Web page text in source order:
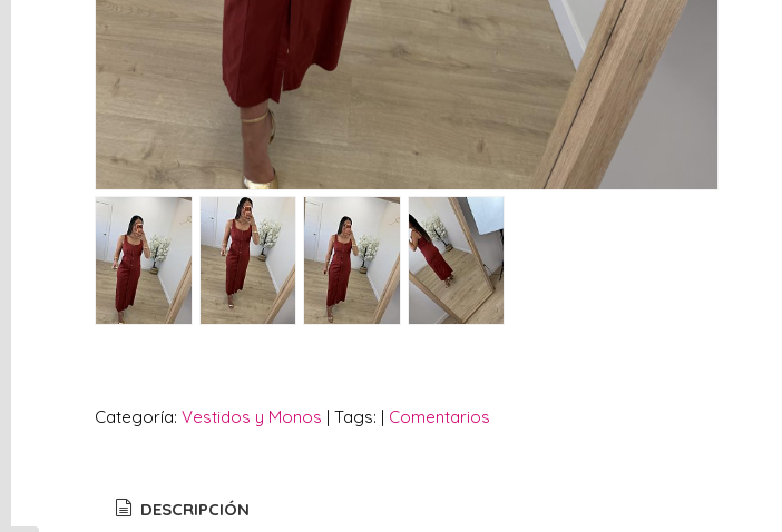
vacío
Redes
Sociales
Instagram
Facebook
Categoría:Vestidos y Monos |Tags: | Comentarios
DESCRIPCIÓN